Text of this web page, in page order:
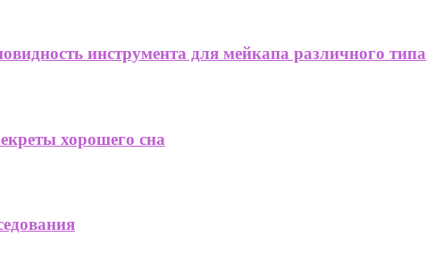
инструмента для мейкапа различного типа
хорошего сна